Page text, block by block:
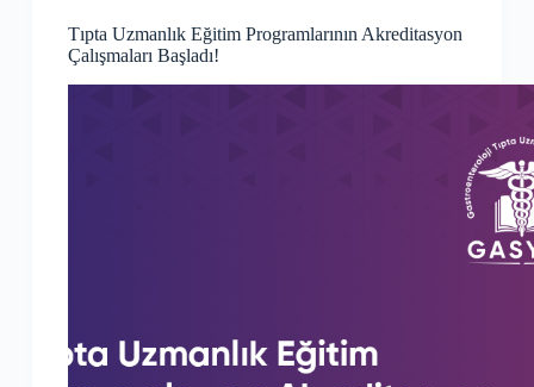
Tıpta Uzmanlık Eğitim Programlarının Akreditasyon
Çalışmaları Başladı!